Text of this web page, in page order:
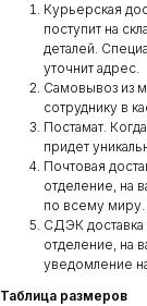
Курьерская
поступит на
деталей.
уточнит адрес.
Самовывоз из
сотруднику в
Постамат.
придет
Почтовая
отделение, на
по всему миру.
СДЭК доставка
отделение, на
уведомление
Таблица размеров